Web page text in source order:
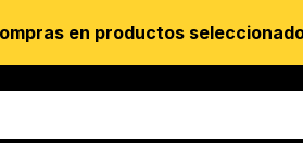
en productos